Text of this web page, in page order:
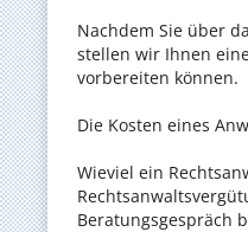
Nachdem Sie über
stellen wir Ihnen
vorbereiten können.
Die Kosten eines
Wieviel ein
Beratungsgespräch